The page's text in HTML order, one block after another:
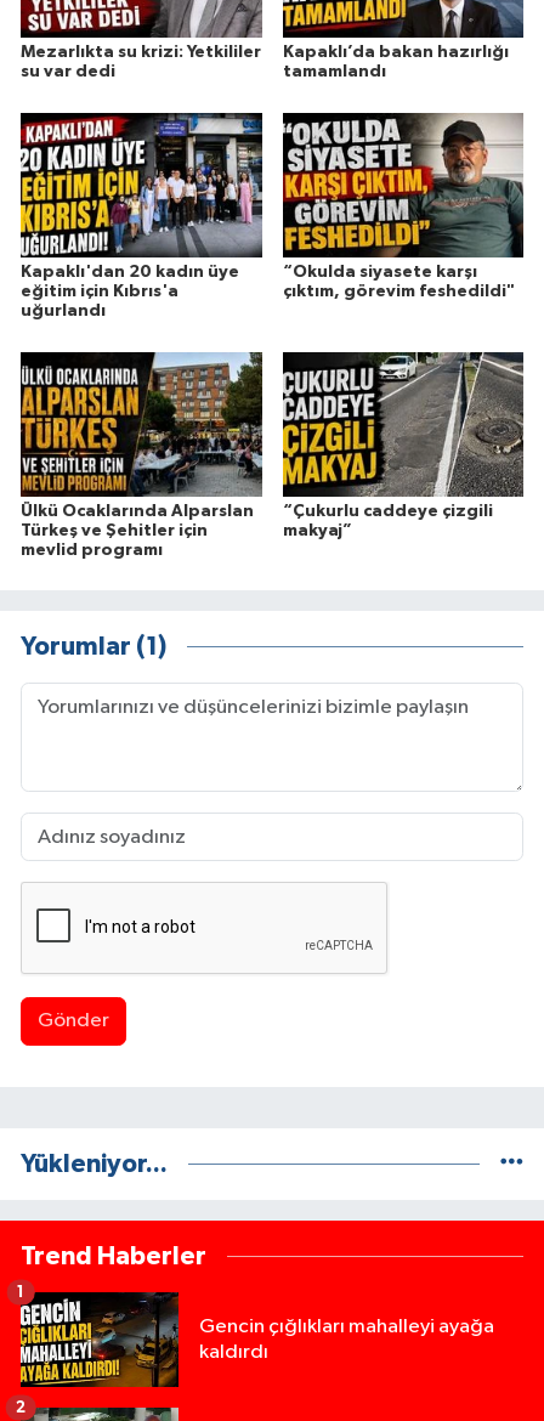
Mezarlıkta su krizi: Yetkililer
su var dedi
Kapaklı’da bakan hazırlığı
tamamlandı
Kapaklı'dan 20 kadın üye
eğitim için Kıbrıs'a
uğurlandı
“Okulda siyasete karşı
çıktım, görevim feshedildi"
Ülkü Ocaklarında Alparslan
Türkeş ve Şehitler için
mevlid programı
“Çukurlu caddeye çizgili
makyaj”
Yorumlar (1)
Gönder
Yükleniyor...
Trend Haberler
Gencin çığlıkları mahalleyi ayağa
kaldırdı
1
2